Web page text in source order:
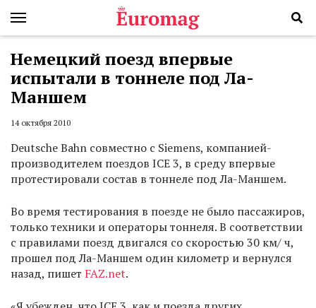
Немецкий поезд впервые
испытали в тоннеле под Ла-
Маншем
14 октября 2010
Deutsche Bahn совместно с Siemens, компанией-
производителем поездов ICE 3, в среду впервые
протестировали состав в тоннеле под Ла-Маншем.
Во время тестирования в поезде не было пассажиров,
только техники и операторы тоннеля. В соответствии
с правилами поезд двигался со скоростью 30 км/ ч,
прошел под Ла-Маншем один километр и вернулся
назад, пишет FAZ.net.